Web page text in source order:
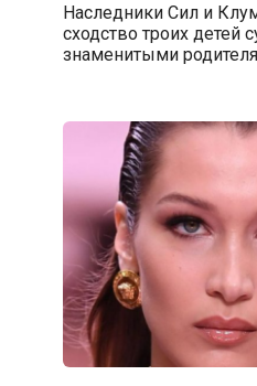
Наследники Сил и
сходство троих детей
знаменитыми